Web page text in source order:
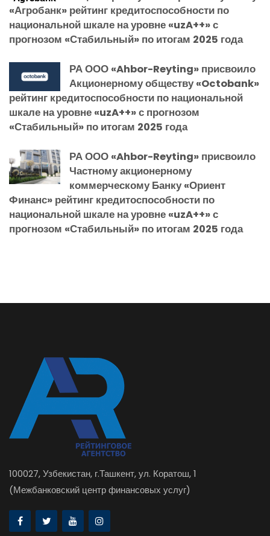
«Агробанк» рейтинг кредитоспособности по
национальной шкале на уровне «uzA++» с
прогнозом «Стабильный» по итогам 2025 года
РА ООО «Ahbor-Reyting» присвоило
Акционерному обществу «Octobank»
рейтинг кредитоспособности по национальной
шкале на уровне «uzA++» с прогнозом
«Стабильный» по итогам 2025 года
РА ООО «Ahbor-Reyting» присвоило
Частному акционерному
коммерческому Банку «Ориент
Финанс» рейтинг кредитоспособности по
национальной шкале на уровне «uzA++» с
прогнозом «Стабильный» по итогам 2025 года
100027, Узбекистан, г.Ташкент, ул. Коратош, 1
(Межбанковский центр финансовых услуг)